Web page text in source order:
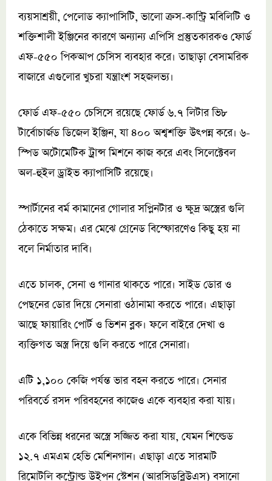
ব্যয়সাশ্রয়ী, পেলোড ক্যাপাসিটি, ভালো ক্রস-কান্ট্রি মবিলিটি ও
শক্তিশালী ইঞ্জিনের কারণে অন্যান্য এপিসি প্রস্তুতকারকও ফোর্ড
এফ-৫৫০ পিকআপ চেসিস ব্যবহার করে। তাছাড়া বেসামরিক
বাজারে এগুলোর খুচরা যন্ত্রাংশ সহজলভ্য।
ফোর্ড এফ-৫৫০ চেসিসে রয়েছে ফোর্ড ৬.৭ লিটার ভি৮
টার্বোচার্জড ডিজেল ইঞ্জিন, যা ৪০০ অশ্বশক্তি উৎপন্ন করে। ৬-
স্পিড অটোমেটিক ট্রান্স মিশনে কাজ করে এবং সিলেক্টেবল
অল-হুইল ড্রাইভ ক্যাপাসিটি রয়েছে।
স্পার্টানের বর্ম কামানের গোলার সপ্লিনটার ও ক্ষুদ্র অস্ত্রের গুলি
ঠেকাতে সক্ষম। এর মেঝে গ্রেনেড বিস্ফোরণেও কিছু হয় না
বলে নির্মাতার দাবি।
এতে চালক, সেনা ও গানার থাকতে পারে। সাইড ডোর ও
পেছনের ডোর দিয়ে সেনারা ওঠানামা করতে পারে। এছাড়া
আছে ফায়ারিং পোর্ট ও ভিশন ব্লক। ফলে বাইরে দেখা ও
ব্যক্তিগত অস্ত্র দিয়ে গুলি করতে পারে সেনারা।
এটি ১,১০০ কেজি পর্যন্ত ভার বহন করতে পারে। সেনার
পরিবর্তে রসদ পরিবহনের কাজেও একে ব্যবহার করা যায়।
একে বিভিন্ন ধরনের অস্ত্রে সজ্জিত করা যায়, যেমন শিল্ডেড
১২.৭ এমএম হেভি মেশিনগান। এছাড়া এতে সারমাট
রিমোটলি কন্ট্রোল্ড উইপন স্টেশন (আরসিডব্লিউএস) বসানো